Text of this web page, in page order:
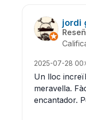
jordi
2025-07-28
Un lloc
meravella.
encantador.